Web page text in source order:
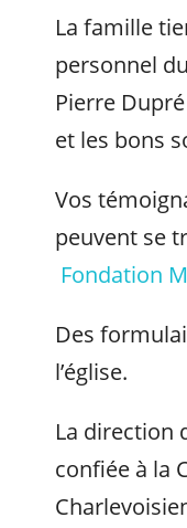
La famille
personnel
Pierre
et les bons
Vos
peuvent se
Fondation
Des
l’église.
La direction
confiée à la